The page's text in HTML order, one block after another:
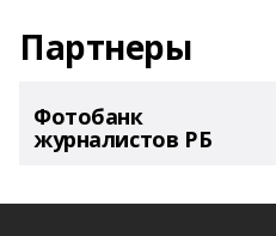
Партнеры
Фотобанк
журналистов РБ